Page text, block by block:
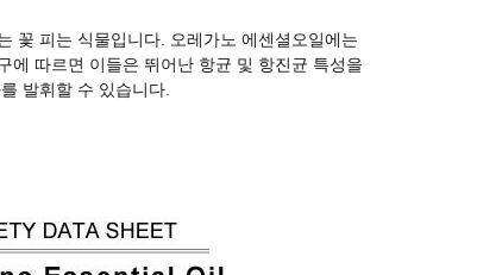
꽃 피는 식물입니다. 오레가노 에센셜오일에는
에 따르면 이들은 뛰어난 항균 및 항진균 특성을
발휘할 수 있습니다.